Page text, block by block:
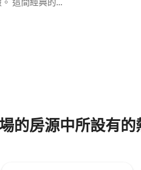
5 分）
適應現代世
的房源中所設有